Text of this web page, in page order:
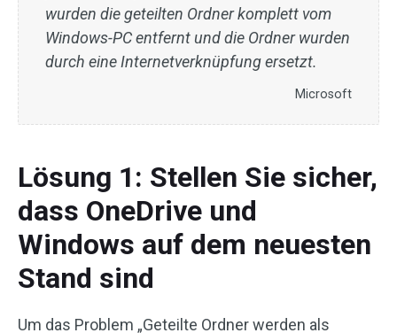
wurden die geteilten Ordner komplett vom
Windows-PC entfernt und die Ordner wurden
durch eine Internetverknüpfung ersetzt.
Microsoft
Lösung 1: Stellen Sie sicher,
dass OneDrive und
Windows auf dem neuesten
Stand sind
Um das Problem „Geteilte Ordner werden als